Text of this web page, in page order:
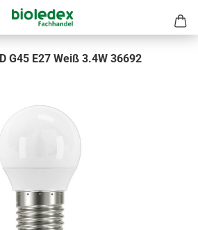
G45 E27 Weiß 3.4W 36692